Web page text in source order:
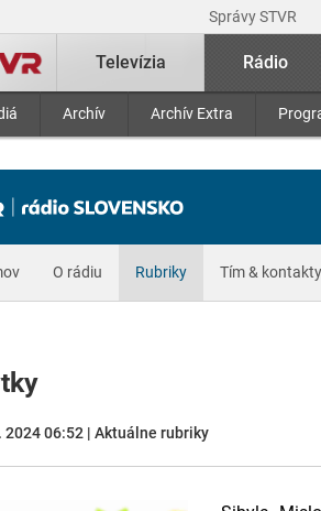
Správy STVR
Televízia Rádio
Archív Archív Extra
O rádiu Rubriky Tím & kontakty
2024 06:52 | Aktuálne rubriky